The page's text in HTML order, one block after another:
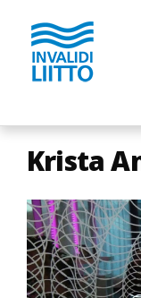
Hyppää
pääsisältöön
Krista